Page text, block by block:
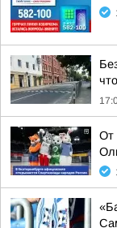
От